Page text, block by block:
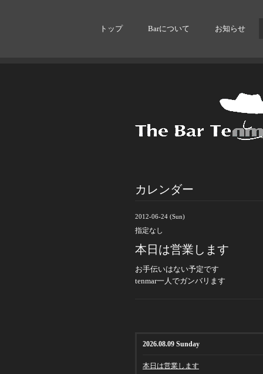
トップ Barについて お知らせ
カレンダー
2012-06-24 (Sun)
指定なし
本日は営業します
お手伝いはない予定です
tenmar一人でガンバリます
2026.08.09 Sunday
本日は営業します